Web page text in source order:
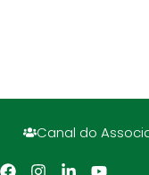
Canal do